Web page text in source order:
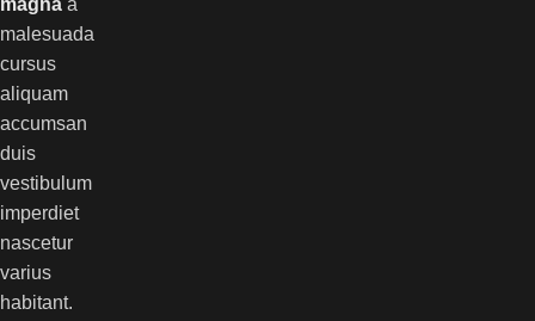
magna a
malesuada
cursus
aliquam
accumsan
duis
vestibulum
imperdiet
nascetur
varius
habitant.